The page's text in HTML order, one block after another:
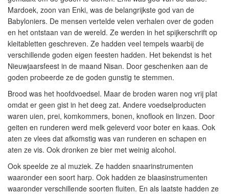
Mardoek, zoon van Enki, was de belangrijkste god van de
Babyloniers. De mensen vertelde velen verhalen over de goden
en het ontstaan van de wereld. Ze werden in het spijkerschrift op
kleitabletten geschreven. Ze hadden veel tempels waarbij de
verschillende goden eigen feesten hadden. Het bekendst is het
Nieuwjaarsfeest in de maand Nisan. Door geschenken aan de
goden probeerde ze de goden gunstig te stemmen.
Brood was het hoofdvoedsel. Maar de broden waren nog vrij plat
omdat er geen gist in het deeg zat. Andere voedselproducten
waren uien, prei, komkommers, bonen, knoflook en linzen. Door
geiten en runderen werd melk geleverd voor boter en kaas. Ook
aten ze vlees dat afkomstig was van runderen en schapen en
aten ze vis. Ook dronken ze bier met weinig alcohol.
Ook speelde ze al muziek. Ze hadden snaarinstrumenten
waaronder een soort harp. Ook hadden ze blaasinstrumenten
waaronder verschillende soorten fluiten. En als laatste hadden ze